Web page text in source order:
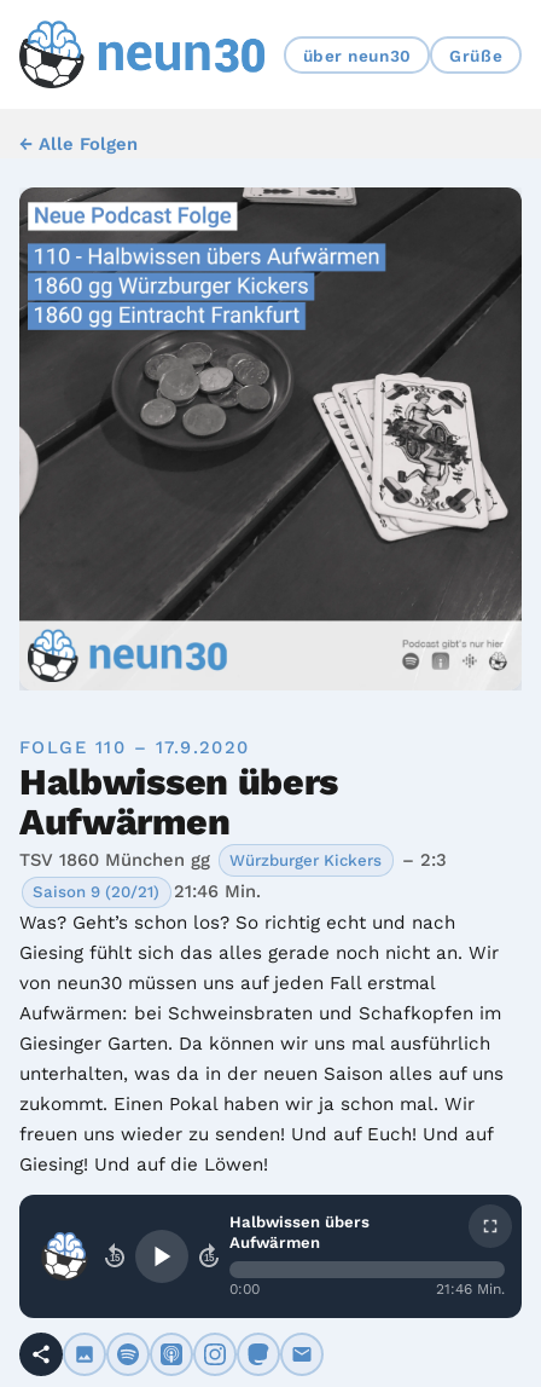
über neun30 Grüße
← Alle Folgen
FOLGE 110 – 17.9.2020
Halbwissen übers
Aufwärmen
TSV 1860 München gg Würzburger Kickers – 2:3
Saison 9 (20/21)
21:46 Min.
Was? Geht’s schon los? So richtig echt und nach
Giesing fühlt sich das alles gerade noch nicht an. Wir
von neun30 müssen uns auf jeden Fall erstmal
Aufwärmen: bei Schweinsbraten und Schafkopfen im
Giesinger Garten. Da können wir uns mal ausführlich
unterhalten, was da in der neuen Saison alles auf uns
zukommt. Einen Pokal haben wir ja schon mal. Wir
freuen uns wieder zu senden! Und auf Euch! Und auf
Giesing! Und auf die Löwen!
15 15
Halbwissen übers
Aufwärmen
0:00 21:46 Min.